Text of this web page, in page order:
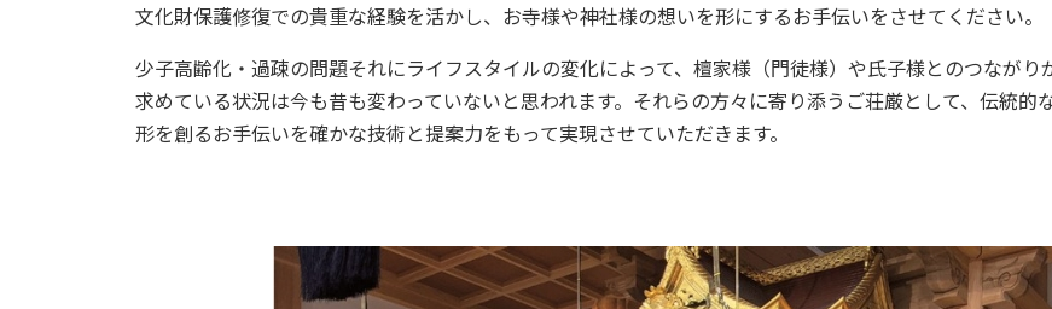
文化財保護修復での貴重な経験を活かし、お寺様や神社様の想いを形にするお手伝いをさせてください。
少子高齢化・過疎の問題それにライフスタイルの変化によって、檀家様（門徒様）や氏子様とのつなが
求めている状況は今も昔も変わっていないと思われます。それらの方々に寄り添うご荘厳として、伝統
形を創るお手伝いを確かな技術と提案力をもって実現させていただきます。